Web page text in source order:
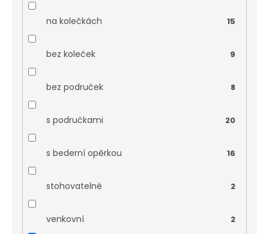
na kolečkách 15
bez koleček 9
bez područek 8
s područkami 20
s bederní opěrkou 16
stohovatelné 2
venkovní 2